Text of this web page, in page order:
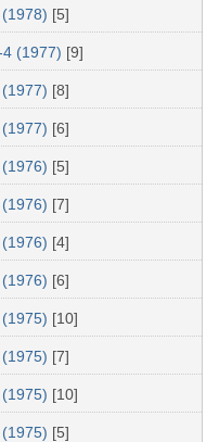
[5]
(1977) [9]
[8]
[6]
[5]
[7]
[4]
[6]
[10]
[7]
[10]
[5]